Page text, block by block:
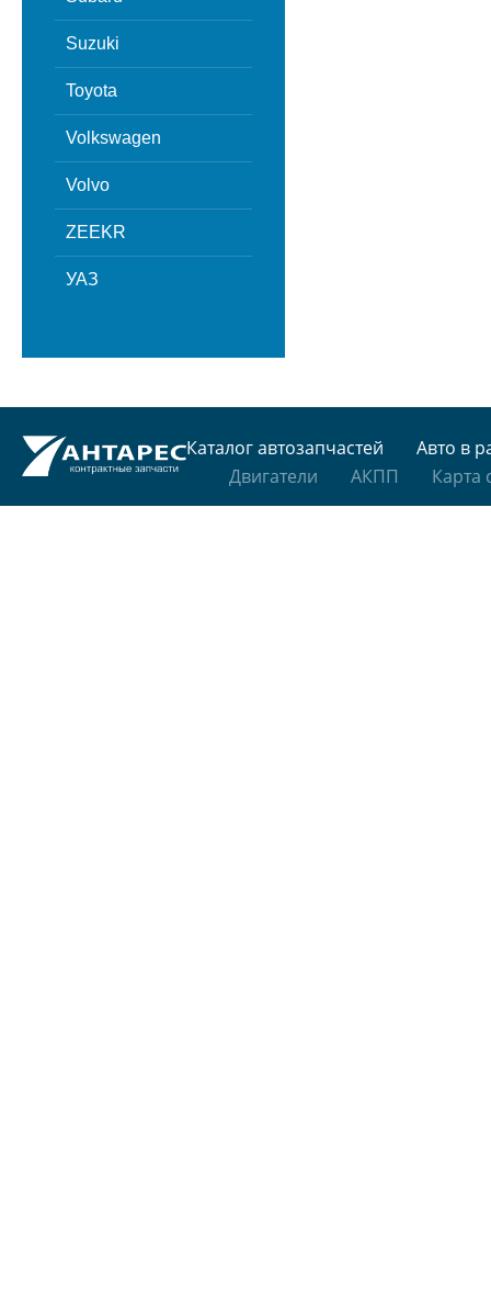
Suzuki
Toyota
Volkswagen
Volvo
ZEEKR
УАЗ
Каталог автозапчастей
Авто в
Двигатели
АКПП Карта